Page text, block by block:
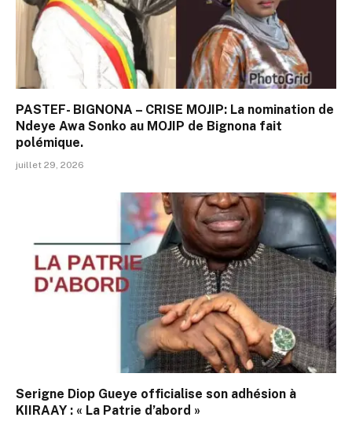
PASTEF- BIGNONA – CRISE MOJIP: La nomination de
Ndeye Awa Sonko au MOJIP de Bignona fait
polémique.
juillet 29, 2026
Serigne Diop Gueye officialise son adhésion à
KIIRAAY : « La Patrie d’abord »